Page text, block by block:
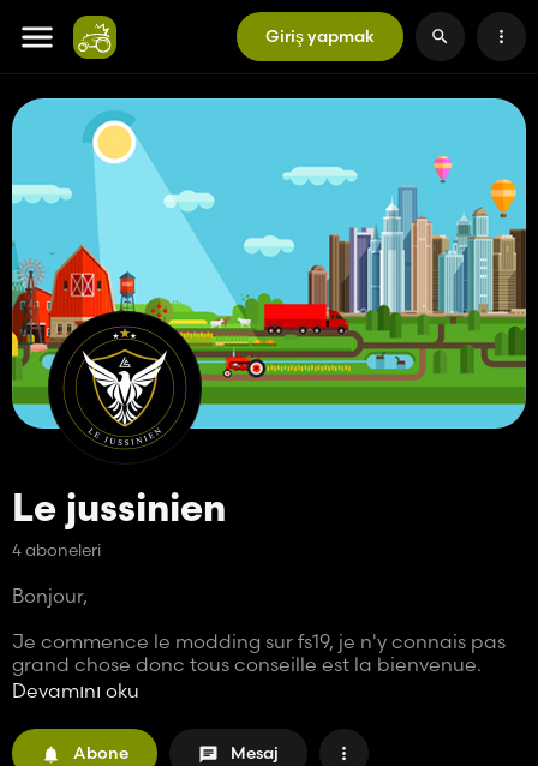
Giriş yapmak
Le jussinien
4 aboneleri
Bonjour,
Je commence le modding sur fs19, je n'y connais pas
grand chose donc tous conseille est la bienvenue.
Je suis aussi reskinneur depuis un bon moment, je
Vous pourrez trouver le lien de mon serveur discord
Devamını oku
Abone Mesaj